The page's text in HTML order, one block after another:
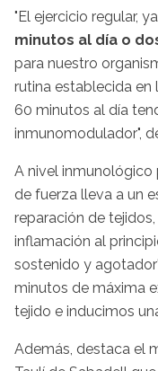
"El ejercicio regular,
minutos al día o
para nuestro
rutina establecida
60 minutos al día
inmunomodulador",
A nivel inmunológico
de fuerza lleva a un
reparación de
inflamación al
sostenido y
minutos de máxima
tejido e inducimos
Además, destaca el